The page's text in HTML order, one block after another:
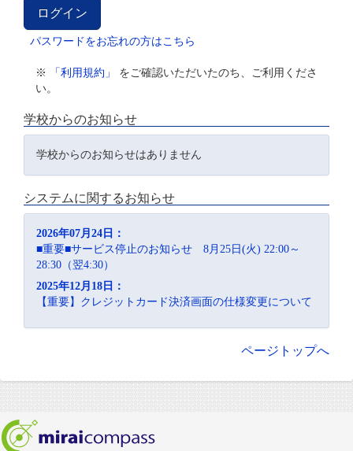
パスワードをお忘れの方はこちら
※ 「利用規約」
をご確認いただいたのち、ご利用くださ
い。
学校からのお知らせ
学校からのお知らせはありません
システムに関するお知らせ
2026年07月24日：
■重要■サービス停止のお知らせ 8月25日(火) 22:00～
28:30（翌4:30）
2025年12月18日：
【重要】クレジットカード決済画面の仕様変更について
ページトップへ